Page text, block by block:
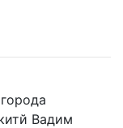
Вадим